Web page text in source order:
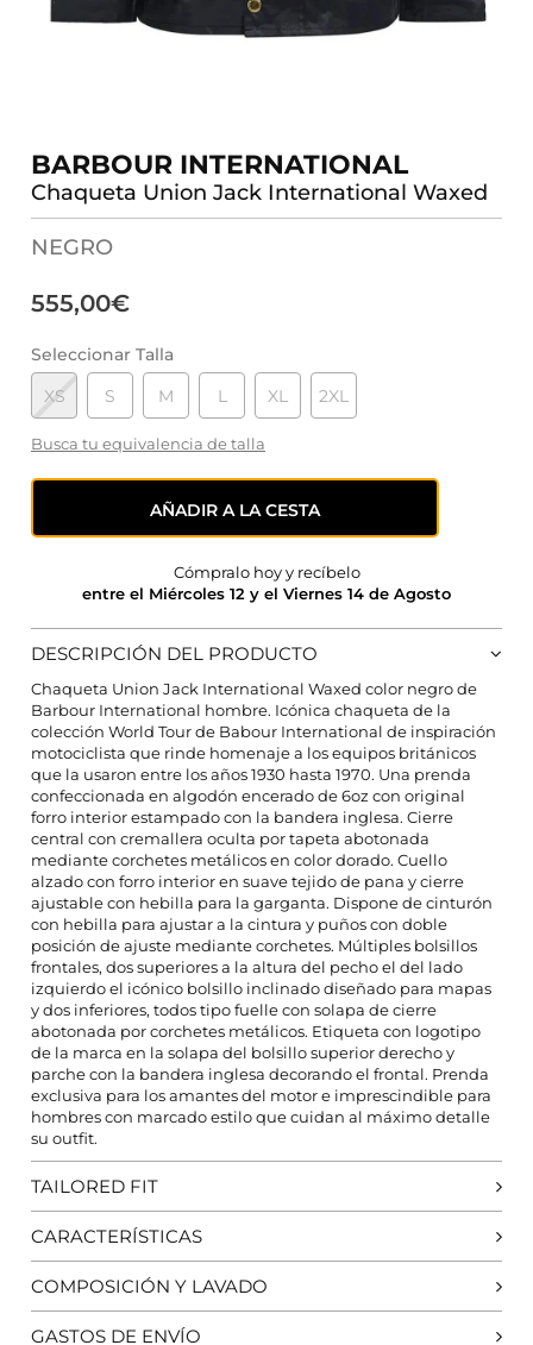
BARBOUR INTERNATIONAL
Chaqueta Union Jack International Waxed
NEGRO
555,00€
Seleccionar Talla
XS
S M L XL 2XL
Busca tu equivalencia de talla
AÑADIR A LA CESTA
Cómpralo hoy y recíbelo
entre el Miércoles 12 y el Viernes 14 de Agosto
DESCRIPCIÓN DEL PRODUCTO
Chaqueta Union Jack International Waxed color negro de
Barbour International hombre. Icónica chaqueta de la
colección World Tour de Babour International de inspiración
motociclista que rinde homenaje a los equipos británicos
que la usaron entre los años 1930 hasta 1970. Una prenda
confeccionada en algodón encerado de 6oz con original
forro interior estampado con la bandera inglesa. Cierre
central con cremallera oculta por tapeta abotonada
mediante corchetes metálicos en color dorado. Cuello
alzado con forro interior en suave tejido de pana y cierre
ajustable con hebilla para la garganta. Dispone de cinturón
con hebilla para ajustar a la cintura y puños con doble
posición de ajuste mediante corchetes. Múltiples bolsillos
frontales, dos superiores a la altura del pecho el del lado
izquierdo el icónico bolsillo inclinado diseñado para mapas
y dos inferiores, todos tipo fuelle con solapa de cierre
abotonada por corchetes metálicos. Etiqueta con logotipo
de la marca en la solapa del bolsillo superior derecho y
parche con la bandera inglesa decorando el frontal. Prenda
exclusiva para los amantes del motor e imprescindible para
hombres con marcado estilo que cuidan al máximo detalle
su outfit.
TAILORED FIT
CARACTERÍSTICAS
COMPOSICIÓN Y LAVADO
GASTOS DE ENVÍO
CONFIGURACIÓN DE COOKIES
HABILITAR TODO RECHAZAR TODO
Cookies necesarias
Estas cookies son necesarias para que el sitio web
funcione y no se pueden desactivar en nuestros
sistemas. Puede configurar su navegador para bloquear
o alertar sobre estas cookies, pero alguna áreas del sitio
no funcionarán. Estas cookies no almacenan ninguna
información de identificación personal.
Cookies de rendimiento y analíticas
Estas cookies nos permiten contar las visitas y fuentes de
tráfico para poder evaluar el rendimiento de nuestro sitio
o menos visitadas, y cómo los visitantes navegan por el